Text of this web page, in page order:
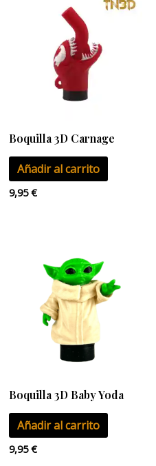
Boquilla 3D Carnage
Añadir al carrito
9,95€
Boquilla 3D Baby Yoda
Añadir al carrito
9,95€